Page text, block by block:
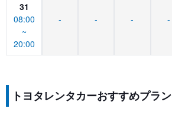
31
08:00
~
20:00
- - - -
トヨタレンタカーおすすめプラン